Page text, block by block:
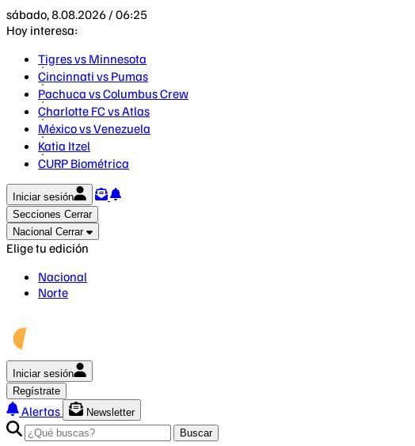
sábado, 8.08.2026 / 06:25
Hoy interesa:
Tigres vs Minnesota
Cincinnati vs Pumas
Pachuca vs Columbus Crew
Charlotte FC vs Atlas
México vs Venezuela
Katia Itzel
CURP Biométrica
Iniciar sesión
Secciones Cerrar
Nacional Cerrar
Elige tu edición
Nacional
Norte
Iniciar sesión
Regístrate
Alertas
Newsletter
Buscar